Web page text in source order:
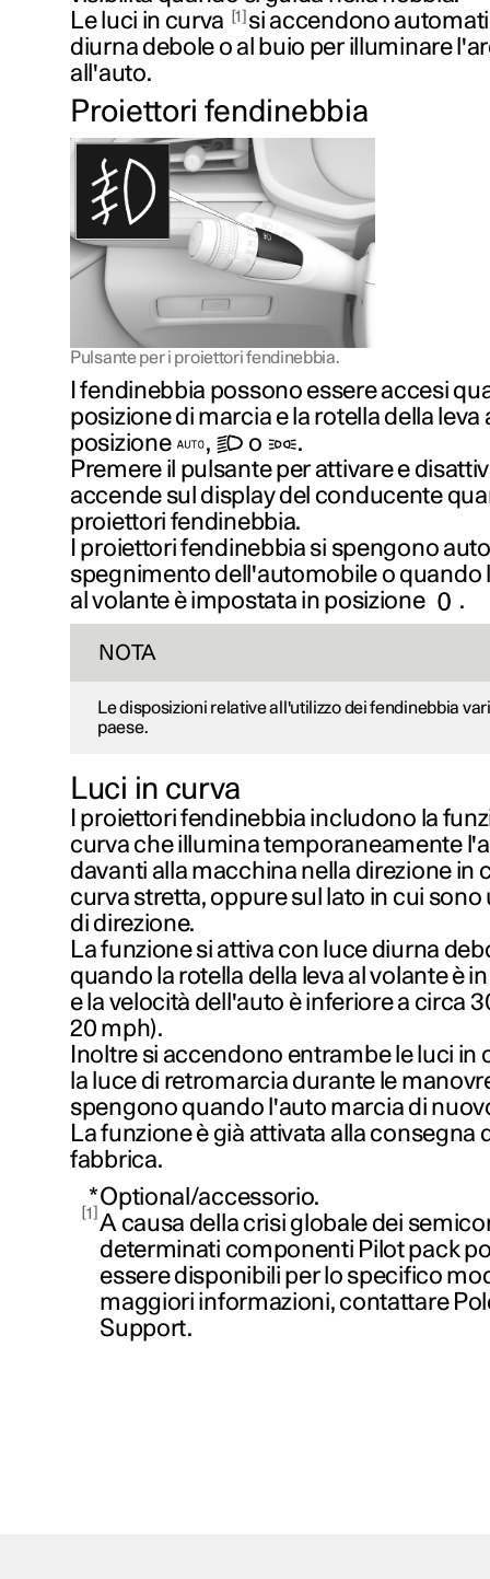
Le luci in curva
1 si accendono
diurna debole o al buio per illuminare
all'auto.
Proiettori fendinebbia
Pulsante per i proiettori fendinebbia.
I fendinebbia possono essere accesi
posizione di marcia e la rotella della leva
posizione
, o
.
Premere il pulsante per attivare e
accende sul display del conducente
proiettori fendinebbia.
I proiettori fendinebbia si spengono
spegnimento dell'automobile o quando
al volante è impostata in posizione
.
NOTA
Le disposizioni relative all'utilizzo dei fendinebbia
paese.
Luci in curva
I proiettori fendinebbia includono la
curva che illumina temporaneamente
davanti alla macchina nella direzione in
curva stretta, oppure sul lato in cui
di direzione.
La funzione si attiva con luce diurna
quando la rotella della leva al volante è
e la velocità dell'auto è inferiore a circa
20 mph).
Inoltre si accendono entrambe le luci in
la luce di retromarcia durante le
spengono quando l'auto marcia di
La funzione è già attivata alla consegna
fabbrica.
*Optional/accessorio.
1 A causa della crisi globale dei
determinati componenti Pilot pack
essere disponibili per lo specifico
maggiori informazioni, contattare
Support.